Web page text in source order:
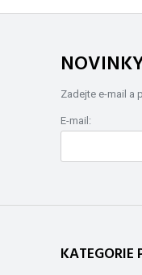
Zadejte e-mail a
E-mail:
KATEGORIE